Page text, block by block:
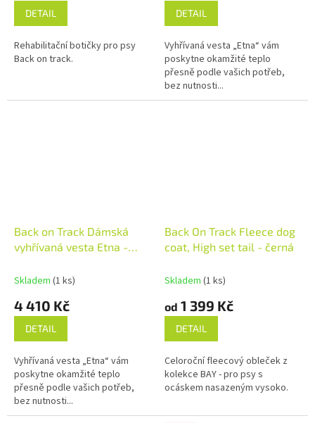
DETAIL
Rehabilitační botičky pro psy
Back on track.
DETAIL
Vyhřívaná vesta „Etna“ vám
poskytne okamžité teplo
přesně podle vašich potřeb,
bez nutnosti...
Back on Track Dámská
vyhřívaná vesta Etna -
Skladem (1 ks)
4 410 Kč
DETAIL
Vyhřívaná vesta „Etna“ vám
poskytne okamžité teplo
přesně podle vašich potřeb,
bez nutnosti...
Back On Track Fleece dog
coat, High set tail - černá
Skladem (1 ks)
od 1 399 Kč
DETAIL
Celoroční fleecový obleček z
kolekce BAY - pro psy s
ocáskem nasazeným vysoko.